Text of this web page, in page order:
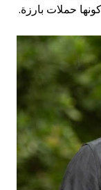
حملات بارزة.